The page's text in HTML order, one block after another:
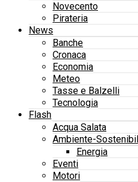
Novecento
Pirateria
News
Banche
Cronaca
Economia
Meteo
Tasse e Balzelli
Tecnologia
Flash
Acqua Salata
Ambiente-
Energia
Eventi
Motori